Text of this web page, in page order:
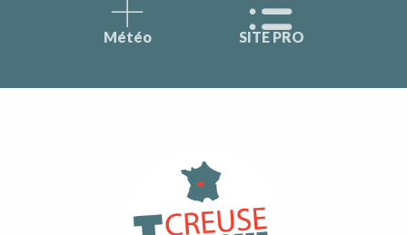
Météo SITE PRO